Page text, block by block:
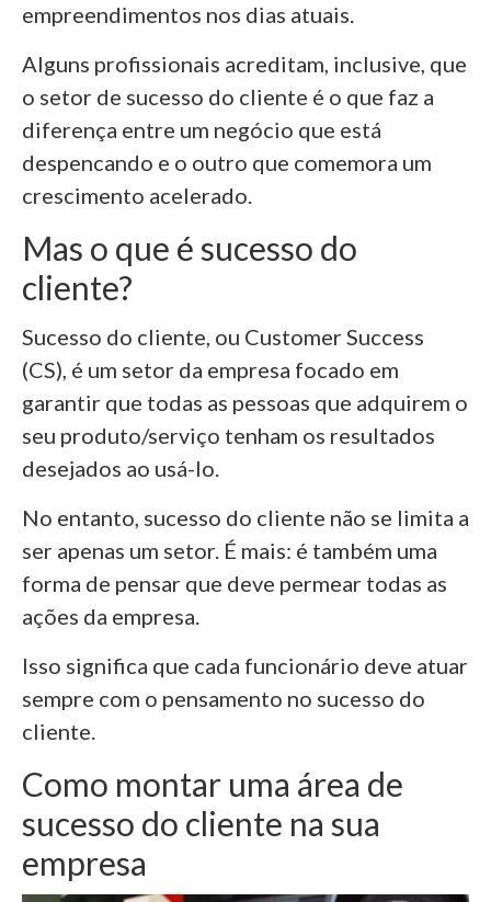
empreendimentos nos dias atuais.
Alguns profissionais acreditam, inclusive, que
o setor de sucesso do cliente é o que faz a
diferença entre um negócio que está
despencando e o outro que comemora um
crescimento acelerado.
Mas o que é sucesso do
cliente?
Sucesso do cliente, ou Customer Success
(CS), é um setor da empresa focado em
garantir que todas as pessoas que adquirem o
seu produto/serviço tenham os resultados
desejados ao usá-lo.
No entanto, sucesso do cliente não se limita a
ser apenas um setor. É mais: é também uma
forma de pensar que deve permear todas as
ações da empresa.
Isso significa que cada funcionário deve atuar
sempre com o pensamento no sucesso do
cliente.
Como montar uma área de
sucesso do cliente na sua
empresa